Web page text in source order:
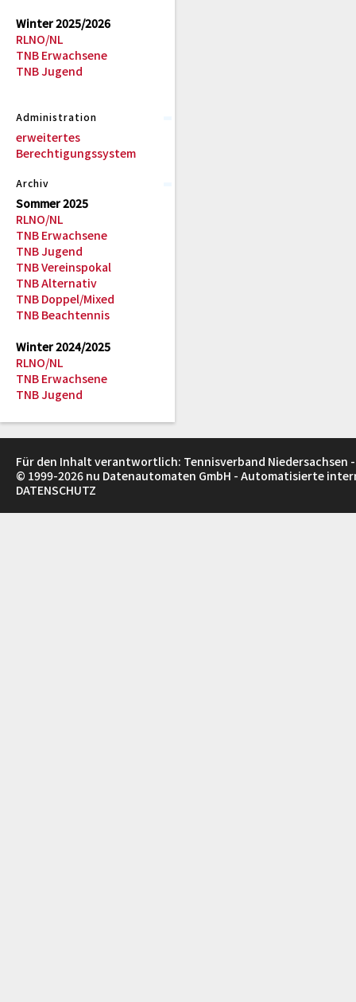
Winter 2025/2026
RLNO/NL
TNB Erwachsene
TNB Jugend
Administration
erweitertes
Berechtigungssystem
Archiv
Sommer 2025
RLNO/NL
TNB Erwachsene
TNB Jugend
TNB Vereinspokal
TNB Alternativ
TNB Doppel/Mixed
TNB Beachtennis
Winter 2024/2025
RLNO/NL
TNB Erwachsene
TNB Jugend
Für den Inhalt verantwortlich: Tennisverband Niedersachsen -
© 1999-2026 nu Datenautomaten GmbH - Automatisierte
DATENSCHUTZ